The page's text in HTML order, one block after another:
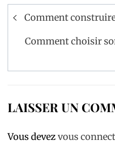
Navigation
l’article
Comment
Comment choisir
LAISSER UN
Vous devezvous